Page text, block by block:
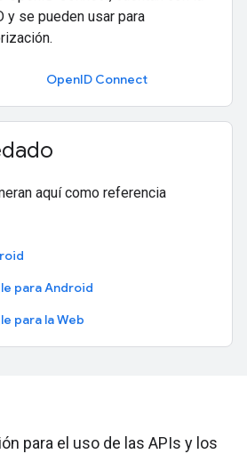
y se pueden usar para
OpenID Connect
aquí como referencia
para Android
para la Web
para el uso de las APIs y los